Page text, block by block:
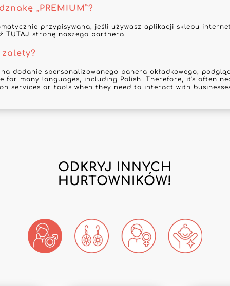
„PREMIUM”?
przypisywana, jeśli używasz aplikacji sklepu
TUTAJ stronę naszego partnera.
dodanie spersonalizowanego banera okładkowego,
for many languages, including Polish. Therefore, it's often
services or tools when they need to interact with
ODKRYJ INNYCH
HURTOWNIKÓW!